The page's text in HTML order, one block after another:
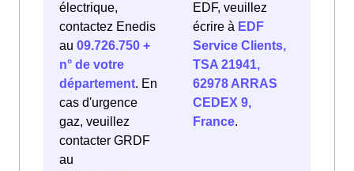
électrique,
contactez Enedis
au 09.726.750 +
n° de votre
département. En
cas d'urgence
gaz, veuillez
contacter GRDF
au
EDF, veuillez
écrire à EDF
Service Clients,
TSA 21941,
62978 ARRAS
CEDEX 9,
France.